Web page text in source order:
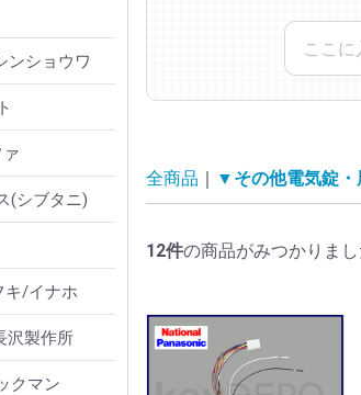
ク・カムロッ
ー
ズ)
ンショウワ
ァ
(シブタニ)
キ/イナホ
沢製作所
錠
ーズ
クマン
全商品 ▼その他電気錠・
12件の商品がみつかりまし